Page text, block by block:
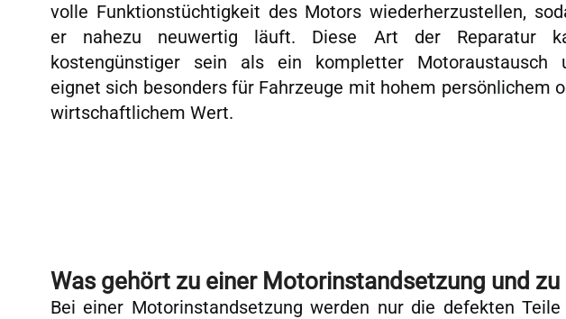
volle Funktionstüchtigkeit des Motors wiederherzustellen,
er nahezu neuwertig läuft. Diese Art der Reparatur
kostengünstiger sein als ein kompletter Motoraustausch
eignet sich besonders für Fahrzeuge mit hohem persönlichem
wirtschaftlichem Wert.
Was gehört zu einer Motorinstandsetzung und
Bei einer Motorinstandsetzung werden nur die defekten